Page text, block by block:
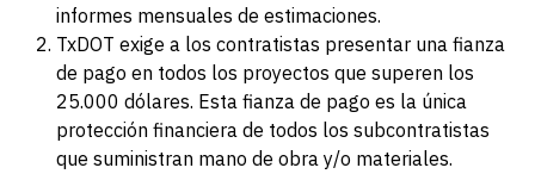
informes mensuales de estimaciones.
TxDOT exige a los contratistas presentar una fianza
de pago en todos los proyectos que superen los
25.000 dólares. Esta fianza de pago es la única
protección financiera de todos los subcontratistas
que suministran mano de obra y/o materiales.